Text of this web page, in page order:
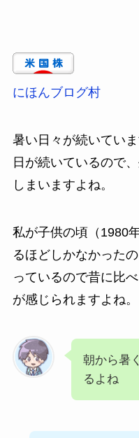
にほんブログ村
暑い日々が続いてい
日が続いているので
しまいますよね。
私が子供の頃（1980
るほどしかなかった
っているので昔に比
が感じられますよね。
朝から暑
るよね